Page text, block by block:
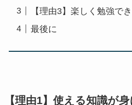
【理由3】楽しく勉強で
最後に
【理由1】使える知識が